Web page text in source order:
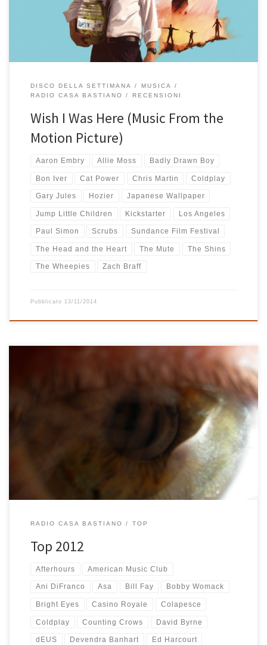
molti altri brani interessanti scelti da Zach Braff per il film […]
DISCO DELLA SETTIMANA
MUSICA
RADIO CASA BASTIANO
RECENSIONI
Wish I Was Here (Music From the
Motion Picture)
Aaron Embry Allie Moss Badly Drawn Boy
Bon Iver Cat Power Chris Martin Coldplay
Gary Jules Hozier Japanese Wallpaper
Jump Little Children Kickstarter Los Angeles
Paul Simon Scrubs Sundance Film Festival
The Head and the Heart The Mute The Shins
The Wheepies Zach Braff
Pubblicato 13/11/2014
Curiosi di sapere quali sono stati i dischi del 2012 più suonati qui a
Radio Casa Bastiano? Ecco una lista con link dei 25 dischi usciti nel
2012 più ascoltati (tra parentesi il numero di volte) e, dopo, la top
25 di sempre. Non sai come fare a collegarti a […]
RADIO CASA BASTIANO TOP
Top 2012
Afterhours American Music Club
Ani DiFranco Asa Bill Fay Bobby Womack
Bright Eyes Casino Royale Colapesce
Coldplay Counting Crows David Byrne
dEUS Devendra Banhart Ed Harcourt